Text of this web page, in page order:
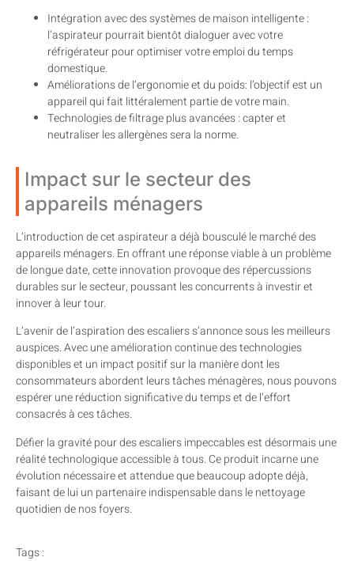
Intégration avec des systèmes de maison intelligente :
l’aspirateur pourrait bientôt dialoguer avec votre
réfrigérateur pour optimiser votre emploi du temps
domestique.
Améliorations de l’ergonomie et du poids: l’objectif est un
appareil qui fait littéralement partie de votre main.
Technologies de filtrage plus avancées : capter et
neutraliser les allergènes sera la norme.
Impact sur le secteur des
appareils ménagers
L’introduction de cet aspirateur a déjà bousculé le marché des
appareils ménagers. En offrant une réponse viable à un problème
de longue date, cette innovation provoque des répercussions
durables sur le secteur, poussant les concurrents à investir et
innover à leur tour.
L’avenir de l’aspiration des escaliers s’annonce sous les meilleurs
auspices. Avec une amélioration continue des technologies
disponibles et un impact positif sur la manière dont les
consommateurs abordent leurs tâches ménagères, nous pouvons
espérer une réduction significative du temps et de l’effort
consacrés à ces tâches.
Défier la gravité pour des escaliers impeccables est désormais une
réalité technologique accessible à tous. Ce produit incarne une
évolution nécessaire et attendue que beaucoup adopte déjà,
faisant de lui un partenaire indispensable dans le nettoyage
quotidien de nos foyers.
Tags :